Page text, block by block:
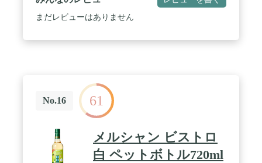
まだレビューはありません
No.16 61
メルシャン ビストロ
白 ペットボトル720ml